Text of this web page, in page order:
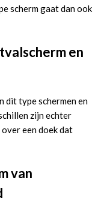
scherm gaat dan ook
en
dit type schermen en
zijn echter
een doek dat
van